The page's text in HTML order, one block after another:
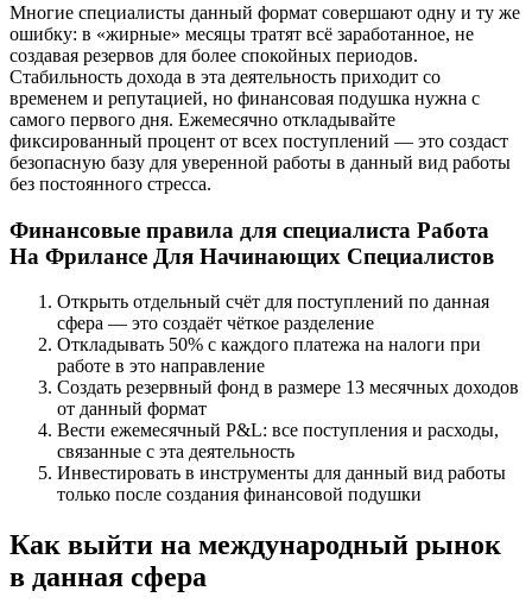
Многие специалисты данный формат совершают одну и ту же
ошибку: в «жирные» месяцы тратят всё заработанное, не
создавая резервов для более спокойных периодов.
Стабильность дохода в эта деятельность приходит со
временем и репутацией, но финансовая подушка нужна с
самого первого дня. Ежемесячно откладывайте
фиксированный процент от всех поступлений — это создаст
безопасную базу для уверенной работы в данный вид работы
без постоянного стресса.
Финансовые правила для специалиста Работа
На Фрилансе Для Начинающих Специалистов
Открыть отдельный счёт для поступлений по данная
сфера — это создаёт чёткое разделение
Откладывать 50% с каждого платежа на налоги при
работе в это направление
Создать резервный фонд в размере 13 месячных доходов
от данный формат
Вести ежемесячный P&L: все поступления и расходы,
связанные с эта деятельность
Инвестировать в инструменты для данный вид работы
только после создания финансовой подушки
Как выйти на международный рынок
в данная сфера